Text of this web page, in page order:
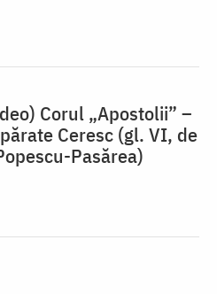
Corul „Apostolii” –
Ceresc (gl. VI, de
Pasărea)